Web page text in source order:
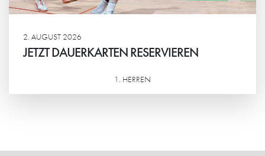
2. AUGUST 2026
JETZT DAUERKARTEN RESERVIEREN
1. HERREN